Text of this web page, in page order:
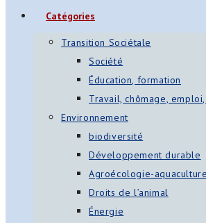
Catégories
Transition Sociétale
Société
Éducation, formation
Travail, chômage,
Environnement
biodiversité
Développement durable
Agroécologie-
Droits de l’animal
Énergie